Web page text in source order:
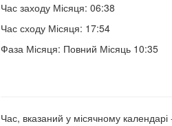
Час заходу Місяця: 06:38
Час сходу Місяця: 17:54
Фаза Місяця: Повний Місяць 10:35
Час, вказаний у місячному календарі